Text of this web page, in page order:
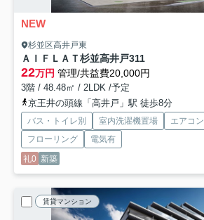
NEW
杉並区高井戸東
ＡＩＦＬＡＴ杉並高井戸311
22万円 管理/共益費20,000円
3階 / 48.48㎡ / 2LDK /予定
京王井の頭線「高井戸」駅 徒歩8分
バス・トイレ別 室内洗濯機置場 エアコン
フローリング
電気有
礼0 新築
賃貸マンション